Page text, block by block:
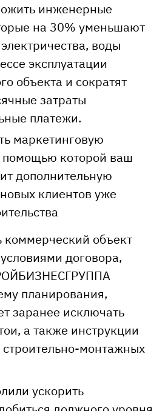
инженерные
на 30% уменьшают
воды
эксплуатации
объекта и сократят
затраты
платежи.
маркетинговую
помощью которой ваш
дополнительную
клиентов уже
коммерческий объект
договора,
планирования,
заранее исключать
а также инструкции
монтажных
ускорить